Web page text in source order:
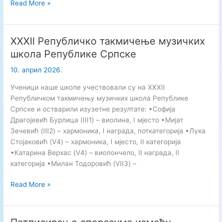
Продужени
–
у
сусрет
Васкрсу
Read More »
XXXII Републичко такмичење музичких
школа Републике Српске
10. април 2026.
Ученици наше школе учествовали су на XXXII
Републичком такмичењу музичких школа Републике
Српске и остварили изузетне резултате: •Софија
Драгојевић Бурлица (III1) – виолина, I мјесто •Мијат
Зечевић (III2) – хармоника, I награда, поткатегорија •Лука
Стојаковић (V4) – хармоника, I мјесто, II категорија
•Катарина Верхас (V4) – виолончело, II награда, II
категорија •Милан Тодоровић (VII3) –
XXXII
такмичење
музичких
Read More »